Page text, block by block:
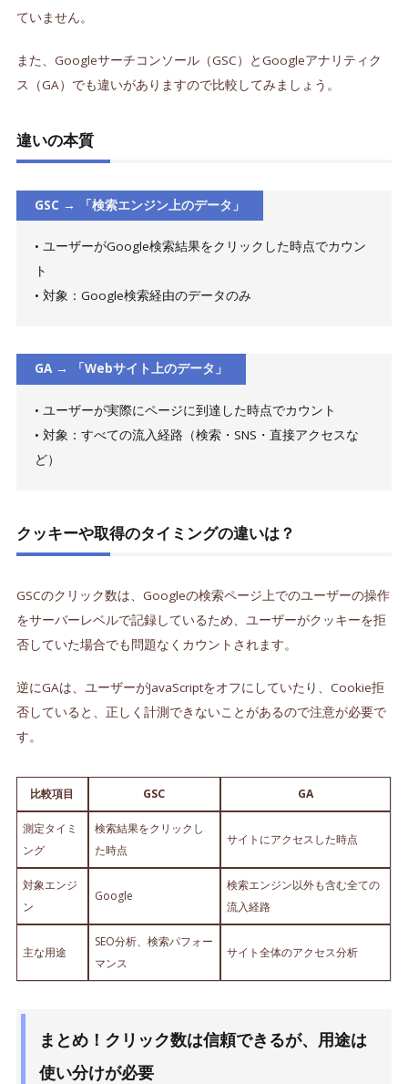
ていません。
また、Googleサーチコンソール（GSC）とGoogleアナリティク
ス（GA）でも違いがありますので比較してみましょう。
違いの本質
GSC → 「検索エンジン上のデータ」
• ユーザーがGoogle検索結果をクリックした時点でカウン
ト
• 対象：Google検索経由のデータのみ
GA → 「Webサイト上のデータ」
• ユーザーが実際にページに到達した時点でカウント
• 対象：すべての流入経路（検索・SNS・直接アクセスな
ど）
クッキーや取得のタイミングの違いは？
GSCのクリック数は、Googleの検索ページ上でのユーザーの操作
をサーバーレベルで記録しているため、ユーザーがクッキーを拒
否していた場合でも問題なくカウントされます。
逆にGAは、ユーザーがJavaScriptをオフにしていたり、Cookie拒
否していると、正しく計測できないことがあるので注意が必要で
す。
比較項目 GSC GA
測定タイミ
ング
検索結果をクリックし
た時点
サイトにアクセスした時点
対象エンジ
ン
Google
検索エンジン以外も含む全ての
流入経路
主な用途
SEO分析、検索パフォー
マンス
サイト全体のアクセス分析
まとめ！クリック数は信頼できるが、用途は
使い分けが必要